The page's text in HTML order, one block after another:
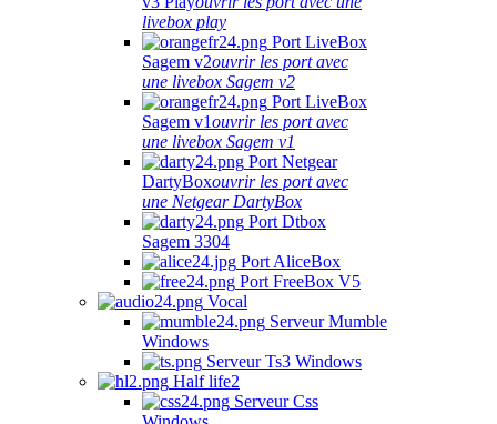
livebox play
Port LiveBox
Sagem v2ouvrir les port avec
une livebox Sagem v2
Port LiveBox
Sagem v1ouvrir les port avec
une livebox Sagem v1
Port Netgear
DartyBoxouvrir les port avec
une Netgear DartyBox
Port Dtbox
Sagem 3304
Port AliceBox
Port FreeBox V5
Vocal
Serveur Mumble
Windows
Serveur Ts3 Windows
Half life2
Serveur Css